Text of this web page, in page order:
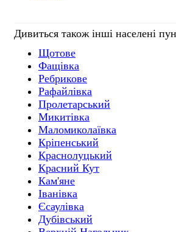
Дивиться також інші населені
Щотове
Фащівка
Ребрикове
Рафайлівка
Пролетарський
Микитівка
Маломиколаївка
Кріпенський
Краснолуцький
Красний Кут
Кам'яне
Іванівка
Єсаулівка
Дубівський